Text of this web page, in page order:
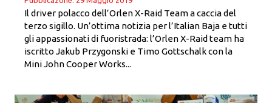
Il driver polacco dell’Orlen X-Raid Team a caccia del
terzo sigillo. Un’ottima notizia per l’Italian Baja e tutti
gli appassionati di fuoristrada: l’Orlen X-Raid team ha
iscritto Jakub Przygonski e Timo Gottschalk con la
Mini John Cooper Works...